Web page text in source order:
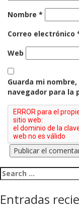
Nombre *
Correo electrónico
Web
Guarda mi
navegador para la
Search for:
Entradas